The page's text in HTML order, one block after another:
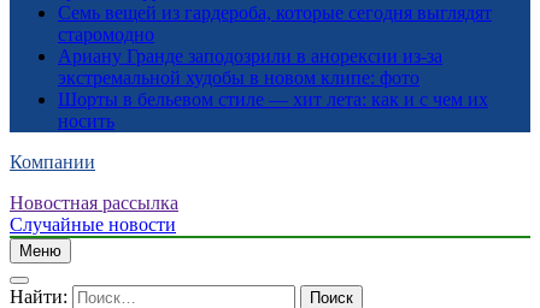
Семь вещей из гардероба, которые сегодня выглядят
старомодно
Ариану Гранде заподозрили в анорексии из-за
экстремальной худобы в новом клипе: фото
Шорты в бельевом стиле — хит лета: как и с чем их
носить
Компании
Новостная рассылка
Случайные новости
Меню
Найти: